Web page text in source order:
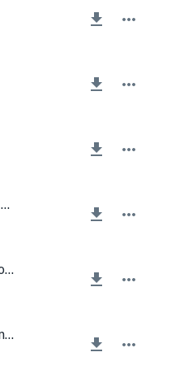
Instrumental Milion Powodów
Zachować spokój
Instrumentalny utwór June Melody